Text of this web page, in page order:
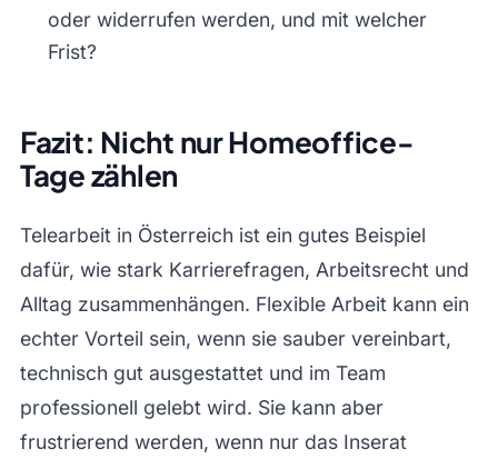
oder widerrufen werden, und mit welcher
Frist?
Fazit: Nicht nur Homeoffice-
Tage zählen
Telearbeit in Österreich ist ein gutes Beispiel
dafür, wie stark Karrierefragen, Arbeitsrecht und
Alltag zusammenhängen. Flexible Arbeit kann ein
echter Vorteil sein, wenn sie sauber vereinbart,
technisch gut ausgestattet und im Team
professionell gelebt wird. Sie kann aber
frustrierend werden, wenn nur das Inserat